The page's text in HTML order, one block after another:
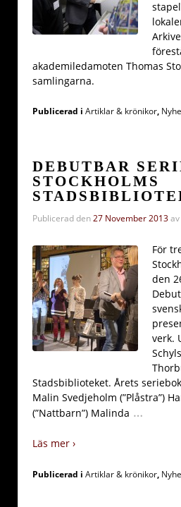
akademiledamoten Thomas
samlingarna.
Publicerad i Artiklar & krönikor,
DEBUTBAR
STOCKHOLMS
Publicerad den27 November 2013av
För
den
verk.
Stadsbiblioteket. Årets
Malin Svedjeholm (”Plåstra”)
(”Nattbarn”) Malinda …
Läs mer ›
Publicerad i Artiklar & krönikor,